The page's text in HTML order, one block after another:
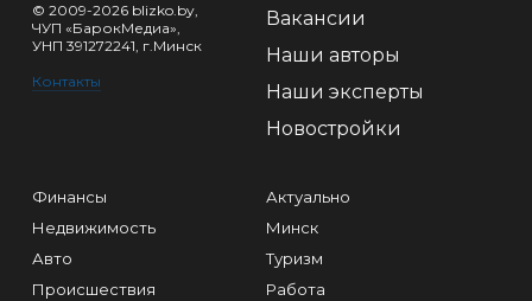
© 2009-2026 blizko.by,
ЧУП «БарокМедиа»,
УНП 391272241, г.Минск
Контакты
Вакансии
Наши авторы
Наши эксперты
Новостройки
Финансы
Недвижимость
Авто
Происшествия
Актуально
Минск
Туризм
Работа